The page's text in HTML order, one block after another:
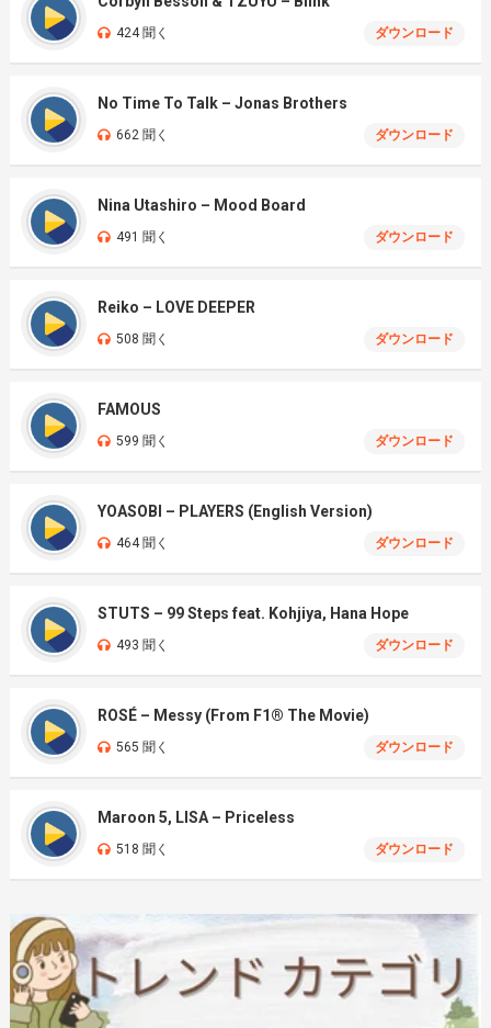
424 聞く ダウンロード
No Time To Talk – Jonas Brothers
662 聞く ダウンロード
Nina Utashiro – Mood Board
491 聞く ダウンロード
Reiko – LOVE DEEPER
508 聞く ダウンロード
FAMOUS
599 聞く ダウンロード
YOASOBI – PLAYERS (English Version)
464 聞く ダウンロード
STUTS – 99 Steps feat. Kohjiya, Hana Hope
493 聞く ダウンロード
ROSÉ – Messy (From F1® The Movie)
565 聞く ダウンロード
Maroon 5, LISA – Priceless
518 聞く ダウンロード